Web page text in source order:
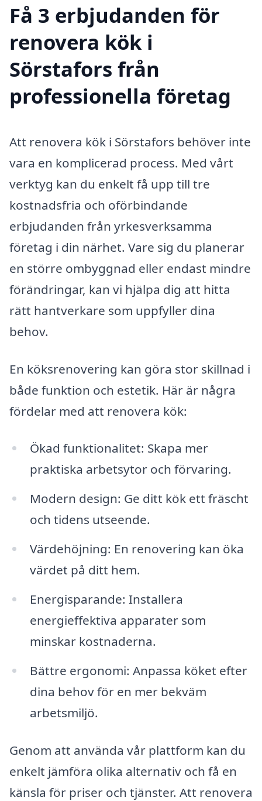
Få 3 erbjudanden för
renovera kök i
Sörstafors från
professionella företag
Att renovera kök i Sörstafors behöver inte
vara en komplicerad process. Med vårt
verktyg kan du enkelt få upp till tre
kostnadsfria och oförbindande
erbjudanden från yrkesverksamma
företag i din närhet. Vare sig du planerar
en större ombyggnad eller endast mindre
förändringar, kan vi hjälpa dig att hitta
rätt hantverkare som uppfyller dina
behov.
En köksrenovering kan göra stor skillnad i
både funktion och estetik. Här är några
fördelar med att renovera kök:
Ökad funktionalitet: Skapa mer
praktiska arbetsytor och förvaring.
Modern design: Ge ditt kök ett fräscht
och tidens utseende.
Värdehöjning: En renovering kan öka
värdet på ditt hem.
Energisparande: Installera
energieffektiva apparater som
minskar kostnaderna.
Bättre ergonomi: Anpassa köket efter
dina behov för en mer bekväm
arbetsmiljö.
Genom att använda vår plattform kan du
enkelt jämföra olika alternativ och få en
känsla för priser och tjänster. Att renovera